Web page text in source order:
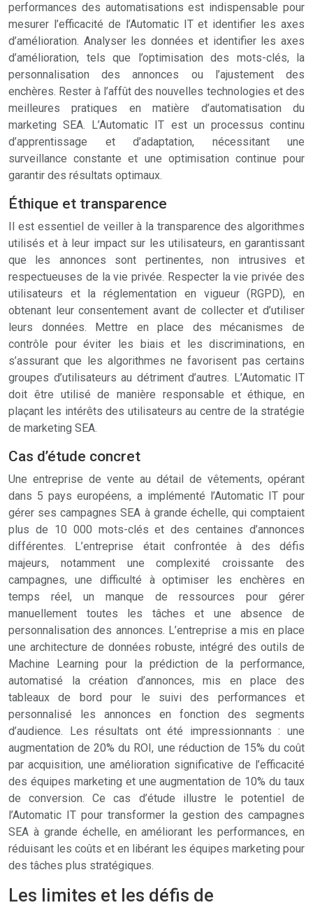
performances des automatisations est indispensable pour
mesurer l’efficacité de l’Automatic IT et identifier les axes
d’amélioration. Analyser les données et identifier les axes
d’amélioration, tels que l’optimisation des mots-clés, la
personnalisation des annonces ou l’ajustement des
enchères. Rester à l’affût des nouvelles technologies et des
meilleures pratiques en matière d’automatisation du
marketing SEA. L’Automatic IT est un processus continu
d’apprentissage et d’adaptation, nécessitant une
surveillance constante et une optimisation continue pour
garantir des résultats optimaux.
Éthique et transparence
Il est essentiel de veiller à la transparence des algorithmes
utilisés et à leur impact sur les utilisateurs, en garantissant
que les annonces sont pertinentes, non intrusives et
respectueuses de la vie privée. Respecter la vie privée des
utilisateurs et la réglementation en vigueur (RGPD), en
obtenant leur consentement avant de collecter et d’utiliser
leurs données. Mettre en place des mécanismes de
contrôle pour éviter les biais et les discriminations, en
s’assurant que les algorithmes ne favorisent pas certains
groupes d’utilisateurs au détriment d’autres. L’Automatic IT
doit être utilisé de manière responsable et éthique, en
plaçant les intérêts des utilisateurs au centre de la stratégie
de marketing SEA.
Cas d’étude concret
Une entreprise de vente au détail de vêtements, opérant
dans 5 pays européens, a implémenté l’Automatic IT pour
gérer ses campagnes SEA à grande échelle, qui comptaient
plus de 10 000 mots-clés et des centaines d’annonces
différentes. L’entreprise était confrontée à des défis
majeurs, notamment une complexité croissante des
campagnes, une difficulté à optimiser les enchères en
temps réel, un manque de ressources pour gérer
manuellement toutes les tâches et une absence de
personnalisation des annonces. L’entreprise a mis en place
une architecture de données robuste, intégré des outils de
Machine Learning pour la prédiction de la performance,
automatisé la création d’annonces, mis en place des
tableaux de bord pour le suivi des performances et
personnalisé les annonces en fonction des segments
d’audience. Les résultats ont été impressionnants : une
augmentation de 20% du ROI, une réduction de 15% du coût
par acquisition, une amélioration significative de l’efficacité
des équipes marketing et une augmentation de 10% du taux
de conversion. Ce cas d’étude illustre le potentiel de
l’Automatic IT pour transformer la gestion des campagnes
SEA à grande échelle, en améliorant les performances, en
réduisant les coûts et en libérant les équipes marketing pour
des tâches plus stratégiques.
Les limites et les défis de